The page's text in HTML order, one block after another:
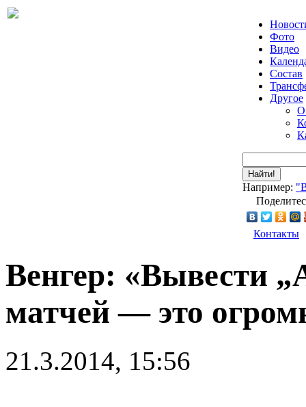
Фото
Видео
Состав
Другое
О
Найти!
Например:
Контакты
Венгер: «Вывести
матчей — это
21.3.2014, 15:56